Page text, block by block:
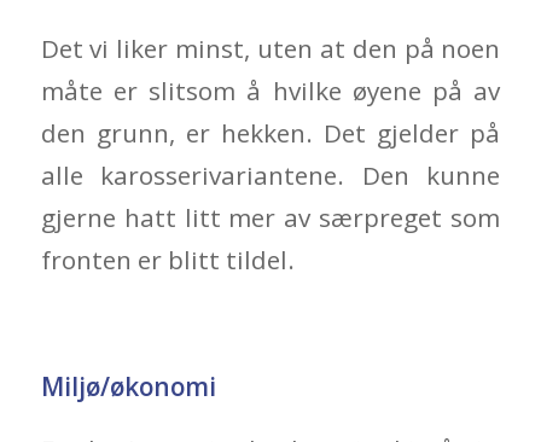
Det vi liker minst, uten at den på noen
måte er slitsom å hvilke øyene på av
den grunn, er hekken. Det gjelder på
alle karosserivariantene. Den kunne
gjerne hatt litt mer av særpreget som
fronten er blitt tildel.
Miljø/økonomi